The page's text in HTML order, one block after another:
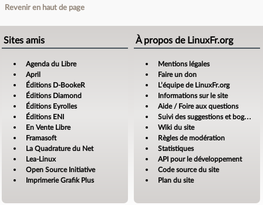
Revenir en haut de page
Sites amis
Agenda du Libre
April
Éditions D-BookeR
Éditions Diamond
Éditions Eyrolles
Éditions ENI
En Vente Libre
Framasoft
La Quadrature du Net
Lea-Linux
Open Source Initiative
Imprimerie Grafik Plus
À propos de LinuxFr.org
Mentions légales
Faire un don
L’équipe de LinuxFr.org
Informations sur le site
Aide / Foire aux questions
Suivi des suggestions et bogues
Wiki du site
Règles de modération
Statistiques
API pour le développement
Code source du site
Plan du site